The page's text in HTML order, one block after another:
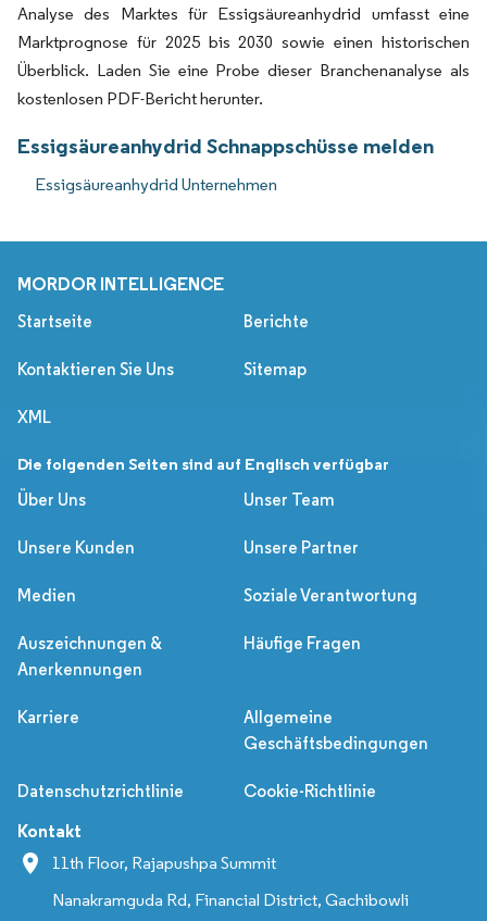
Analyse des Marktes für Essigsäureanhydrid umfasst eine
Marktprognose für 2025 bis 2030 sowie einen historischen
Überblick. Laden Sie eine Probe dieser Branchenanalyse als
kostenlosen PDF-Bericht herunter.
Essigsäureanhydrid Schnappschüsse melden
Essigsäureanhydrid Unternehmen
MORDOR INTELLIGENCE
Startseite Berichte
Kontaktieren Sie Uns Sitemap
XML
Die folgenden Seiten sind auf Englisch verfügbar
Über Uns
Unser Team
Unsere Kunden Unsere Partner
Medien Soziale Verantwortung
Auszeichnungen &
Anerkennungen
Häufige Fragen
Karriere
Allgemeine
Geschäftsbedingungen
Datenschutzrichtlinie Cookie-Richtlinie
Kontakt
11th Floor, Rajapushpa Summit
Nanakramguda Rd, Financial District, Gachibowli